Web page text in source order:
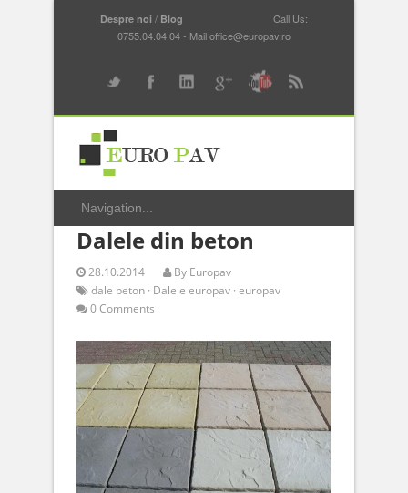
Despre noi / Blog
Call Us:
0755.04.04.04 - Mail office@europav.ro
Dalele din beton
28.10.2014 By Europav
dale beton · Dalele europav · europav
0 Comments